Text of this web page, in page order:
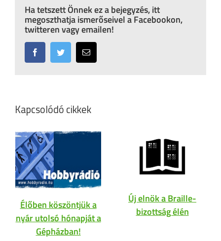
Ha tetszett Önnek ez a bejegyzés, itt
megoszthatja ismerőseivel a Facebookon,
twitteren vagy emailen!
FacebookTwitter Email:
Kapcsolódó cikkek
Élőben köszöntjük a
nyár utolsó hónapját a
Gépházban!
Új elnök a Braille-
bizottság élén